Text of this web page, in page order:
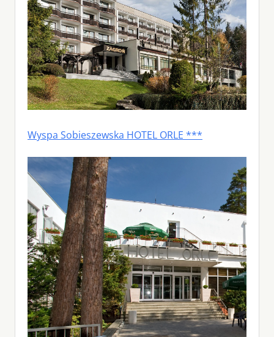
Wyspa Sobieszewska HOTEL ORLE ***